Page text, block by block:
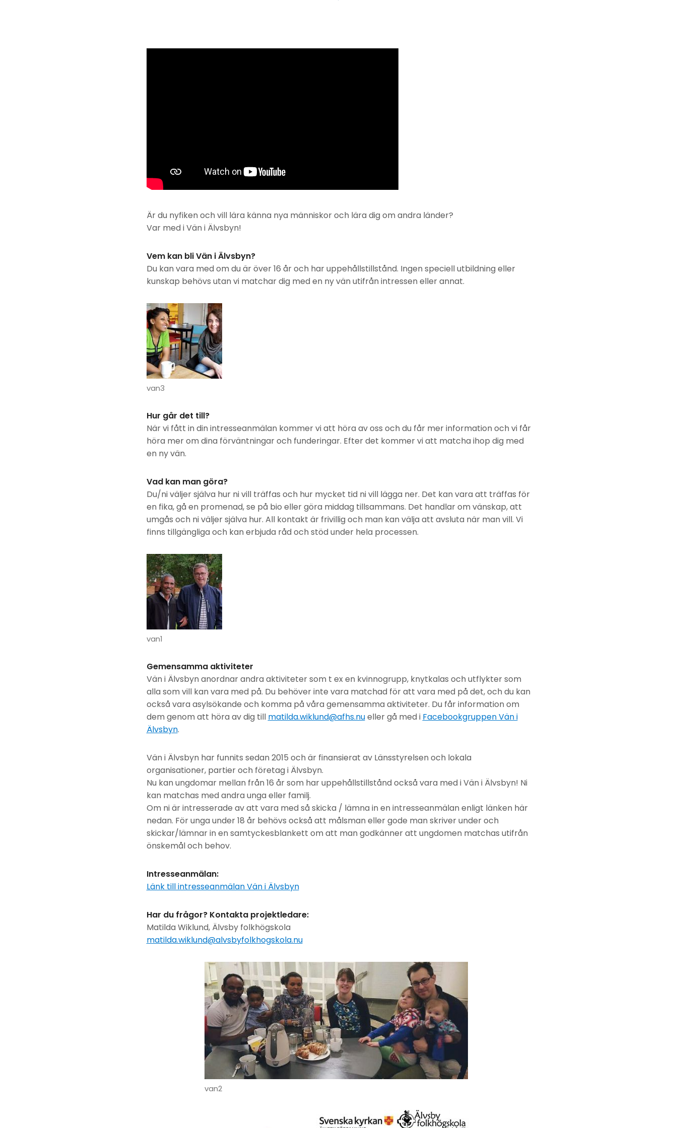
Är du nyfiken och vill lära känna nya människor och lära dig om andra länder?
Var med i Vän i Älvsbyn!
Vem kan bli Vän i Älvsbyn?
Du kan vara med om du är över 16 år och har uppehållstillstånd. Ingen speciell utbildning eller
kunskap behövs utan vi matchar dig med en ny vän utifrån intressen eller annat.
van3
Hur går det till?
När vi fått in din intresseanmälan kommer vi att höra av oss och du får mer information och vi får
höra mer om dina förväntningar och funderingar. Efter det kommer vi att matcha ihop dig med
en ny vän.
Vad kan man göra?
Du/ni väljer själva hur ni vill träffas och hur mycket tid ni vill lägga ner. Det kan vara att träffas för
en fika, gå en promenad, se på bio eller göra middag tillsammans. Det handlar om vänskap, att
umgås och ni väljer själva hur. All kontakt är frivillig och man kan välja att avsluta när man vill. Vi
finns tillgängliga och kan erbjuda råd och stöd under hela processen.
van1
Gemensamma aktiviteter
Vän i Älvsbyn anordnar andra aktiviteter som t ex en kvinnogrupp, knytkalas och utflykter som
alla som vill kan vara med på. Du behöver inte vara matchad för att vara med på det, och du kan
också vara asylsökande och komma på våra gemensamma aktiviteter. Du får information om
dem genom att höra av dig till matilda.wiklund@afhs.nueller gå med i Facebookgruppen Vän i
Älvsbyn.
Vän i Älvsbyn har funnits sedan 2015 och är finansierat av Länsstyrelsen och lokala
organisationer, partier och företag i Älvsbyn.
Nu kan ungdomar mellan från 16 år som har uppehållstillstånd också vara med i Vän i Älvsbyn! Ni
kan matchas med andra unga eller familj.
Om ni är intresserade av att vara med så skicka / lämna in en intresseanmälan enligt länken här
nedan. För unga under 18 år behövs också att målsman eller gode man skriver under och
skickar/lämnar in en samtyckesblankett om att man godkänner att ungdomen matchas utifrån
önskemål och behov.
Intresseanmälan:
Länk till intresseanmälan Vän i Älvsbyn
Har du frågor? Kontakta projektledare:
Matilda Wiklund, Älvsby folkhögskola
matilda.wiklund@alvsbyfolkhogskola.nu
van2